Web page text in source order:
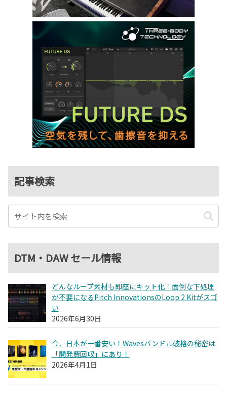
記事検索
DTM・DAW セール情報
どんなループ素材も即座にキット化！面倒な下処理
が不要になるPitch InnovationsのLoop 2 Kitがスゴ
い
2026年6月30日
今、日本が一番安い！Wavesバンドル破格の秘密は
「開発費回収」にあり！
2026年4月1日